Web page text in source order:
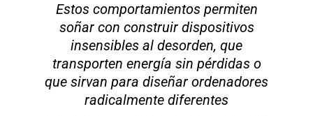
Estos comportamientos permiten
soñar con construir dispositivos
insensibles al desorden, que
transporten energía sin pérdidas o
que sirvan para diseñar ordenadores
radicalmente diferentes